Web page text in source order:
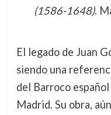
(1586-1648).
El legado de Juan
siendo una
del Barroco
Madrid. Su obra,